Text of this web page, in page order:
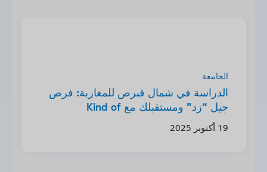
الجامعة
الدراسة في شمال قبرص للمغاربة: فرص
جيل “زد” ومستقبلك مع Kind of
Education19 أكتوبر 2025